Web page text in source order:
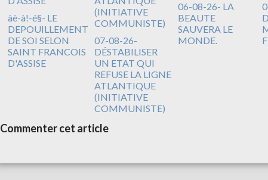
àè-à!-é§- LE
DEPOUILLEMENT
DE SOI SELON
SAINT FRANCOIS
D'ASSISE
07-08-26-
DÉSTABILISER
UN ETAT QUI
REFUSE LA LIGNE
ATLANTIQUE
(INITIATIVE
COMMUNISTE)
06-08-26- LA
BEAUTE
SAUVERA LE
MONDE.
Commenter cet article